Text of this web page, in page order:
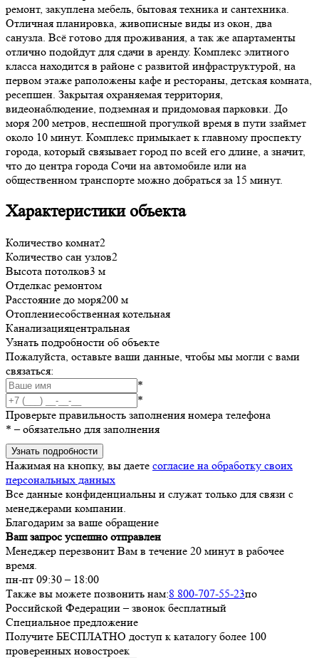
ремонт, закуплена мебель, бытовая техника и сантехника.
Отличная планировка, живописные виды из окон, два
санузла. Всё готово для проживания, а так же апартаменты
отлично подойдут для сдачи в аренду. Комплекс элитного
класса находится в районе с развитой инфраструктурой, на
первом этаже раположены кафе и рестораны, детская комната,
ресепшен. Закрытая охраняемая территория,
видеонаблюдение, подземная и придомовая парковки. До
моря 200 метров, неспешной прогулкой время в пути ззаймет
около 10 минут. Комплекс примыкает к главному проспекту
города, который связывает город по всей его длине, а значит,
что до центра города Сочи на автомобиле или на
общественном транспорте можно добраться за 15 минут.
Характеристики объекта
Количество комнат2
Количество сан узлов2
Высота потолков3 м
Отделкас ремонтом
Расстояние до моря200 м
Отоплениесобственная котельная
Канализацияцентральная
Узнать подробности об объекте
Пожалуйста, оставьте ваши данные, чтобы мы могли с вами
связаться:
*
*
Проверьте правильность заполнения номера телефона
* – обязательно для заполнения
Узнать подробности
Нажимая на кнопку, вы даете согласие на обработку своих
персональных данных
Все данные конфиденциальны и служат только для связи с
менеджерами компании.
Благодарим за ваше обращение
Ваш запрос успешно отправлен
Менеджер перезвонит Вам в течение 20 минут в рабочее
время.
пн-пт 09:30 – 18:00
Также вы можете позвонить нам:8 800-707-55-23по
Российской Федерации – звонок бесплатный
Специальное предложение
Получите БЕСПЛАТНО доступ к каталогу более 100
проверенных новостроек